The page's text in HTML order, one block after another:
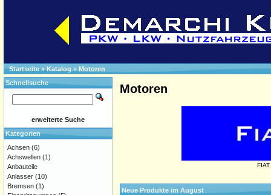
Startseite»Katalog » Motoren
Motoren
FIAT
Neue Produkte im August
Schnellsuche
erweiterte Suche
Kategorien
Achsen (6)
Achswellen (1)
Anbauteile
Anlasser (10)
Bremsen (1)